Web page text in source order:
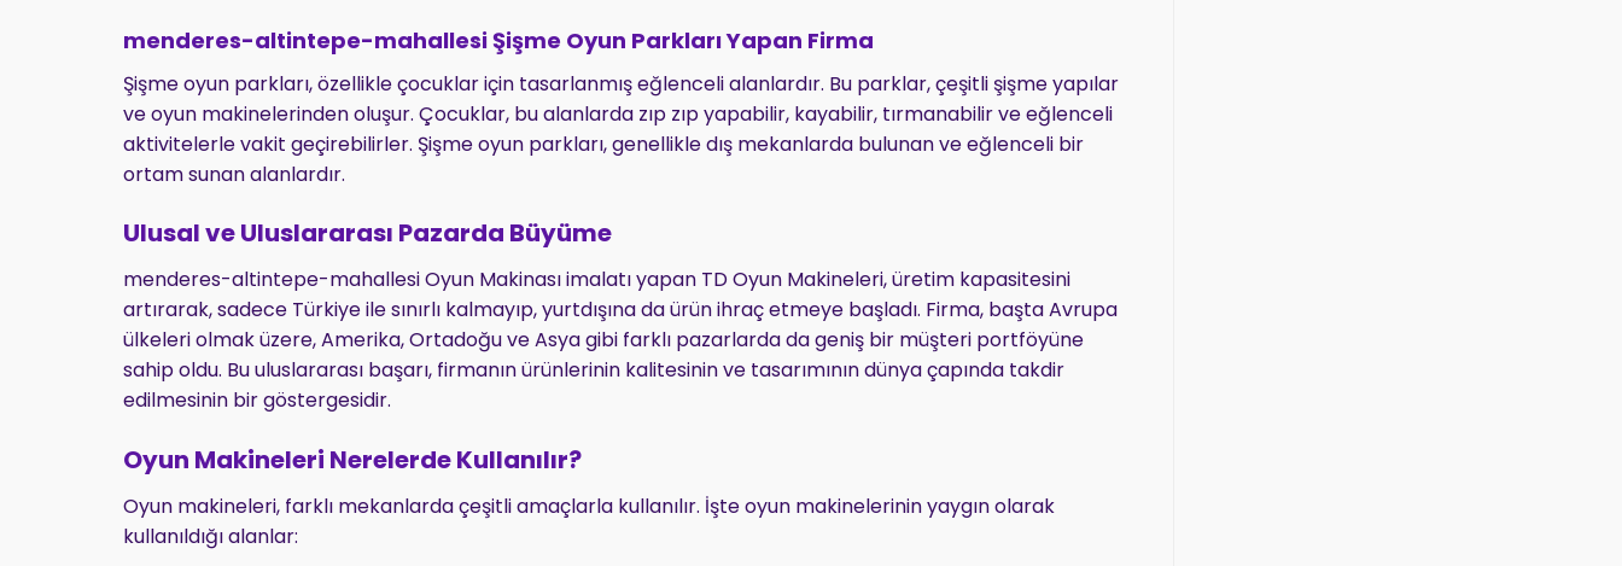
menderes-altintepe-mahallesi Şişme Oyun Parkları Yapan Firma
Şişme oyun parkları, özellikle çocuklar için tasarlanmış eğlenceli alanlardır. Bu parklar, çeşitli şişme yapılar
ve oyun makinelerinden oluşur. Çocuklar, bu alanlarda zıp zıp yapabilir, kayabilir, tırmanabilir ve eğlenceli
aktivitelerle vakit geçirebilirler. Şişme oyun parkları, genellikle dış mekanlarda bulunan ve eğlenceli bir
ortam sunan alanlardır.
Ulusal ve Uluslararası Pazarda Büyüme
menderes-altintepe-mahallesi Oyun Makinası imalatı yapan TD Oyun Makineleri, üretim kapasitesini
artırarak, sadece Türkiye ile sınırlı kalmayıp, yurtdışına da ürün ihraç etmeye başladı. Firma, başta Avrupa
ülkeleri olmak üzere, Amerika, Ortadoğu ve Asya gibi farklı pazarlarda da geniş bir müşteri portföyüne
sahip oldu. Bu uluslararası başarı, firmanın ürünlerinin kalitesinin ve tasarımının dünya çapında takdir
edilmesinin bir göstergesidir.
Oyun Makineleri Nerelerde Kullanılır?
Oyun makineleri, farklı mekanlarda çeşitli amaçlarla kullanılır. İşte oyun makinelerinin yaygın olarak
kullanıldığı alanlar: